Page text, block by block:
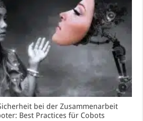
bei der Zusammenarbeit
Best Practices für Cobots